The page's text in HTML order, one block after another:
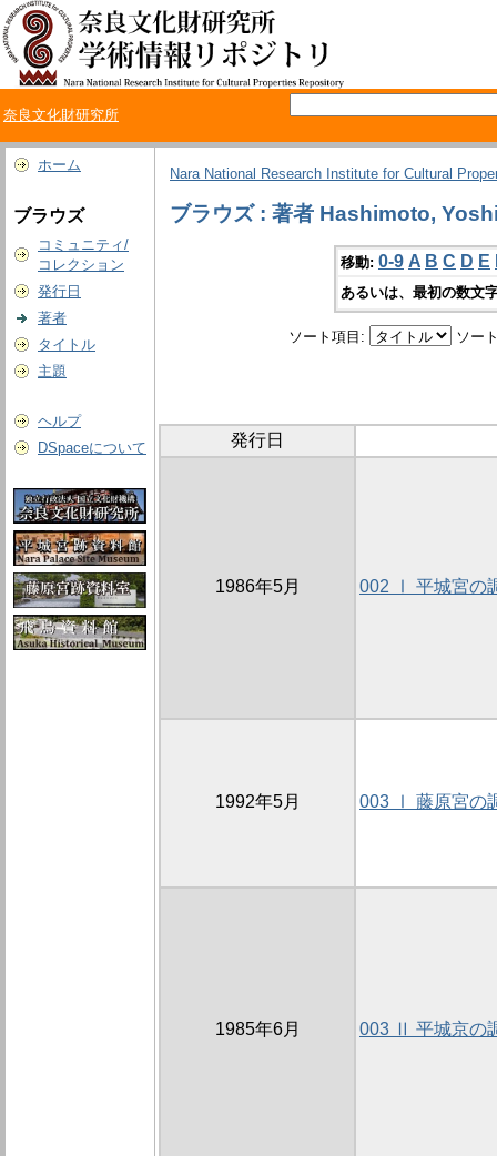
奈良文化財研究所
ホーム
ブラウズ
コミュニティ/
コレクション
発行日
著者
タイトル
主題
ヘルプ
DSpaceについて
Nara National Research Institute for Cultural
ブラウズ : 著者 Hashimoto,
移動: 0-9 A B C D E
あるいは、最初の数文
ソート項目: ソー
発行日
1986年5月 002 Ⅰ 平城宮の
1992年5月 003 Ⅰ 藤原宮の
1985年6月 003 Ⅱ 平城京の